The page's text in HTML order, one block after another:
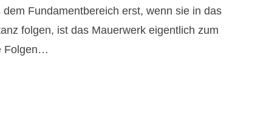
Fundamentbereich erst, wenn sie in das
folgen, ist das Mauerwerk eigentlich zum
Folgen…